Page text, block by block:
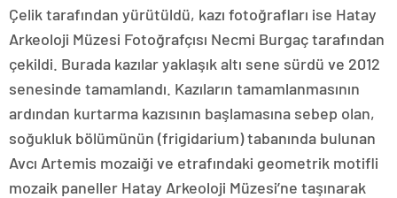
Çelik tarafından yürütüldü, kazı fotoğrafları ise Hatay
Arkeoloji Müzesi Fotoğrafçısı Necmi Burgaç tarafından
çekildi. Burada kazılar yaklaşık altı sene sürdü ve 2012
senesinde tamamlandı. Kazıların tamamlanmasının
ardından kurtarma kazısının başlamasına sebep olan,
soğukluk bölümünün (frigidarium) tabanında bulunan
Avcı Artemis mozaiği ve etrafındaki geometrik motifli
mozaik paneller Hatay Arkeoloji Müzesi’ne taşınarak